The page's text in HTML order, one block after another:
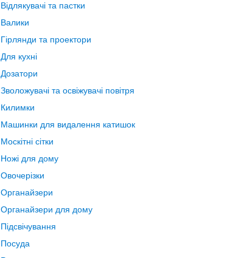
Відлякувачі та пастки
Валики
Гірлянди та проектори
Для кухні
Дозатори
Зволожувачі та освіжувачі повітря
Килимки
Машинки для видалення катишок
Москітні сітки
Ножі для дому
Овочерізки
Органайзери
Органайзери для дому
Підсвічування
Посуда